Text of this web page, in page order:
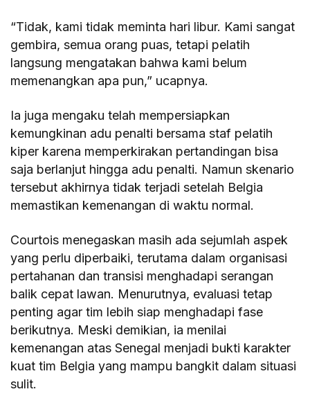
“Tidak, kami tidak meminta hari libur. Kami sangat
gembira, semua orang puas, tetapi pelatih
langsung mengatakan bahwa kami belum
memenangkan apa pun,” ucapnya.
Ia juga mengaku telah mempersiapkan
kemungkinan adu penalti bersama staf pelatih
kiper karena memperkirakan pertandingan bisa
saja berlanjut hingga adu penalti. Namun skenario
tersebut akhirnya tidak terjadi setelah Belgia
memastikan kemenangan di waktu normal.
Courtois menegaskan masih ada sejumlah aspek
yang perlu diperbaiki, terutama dalam organisasi
pertahanan dan transisi menghadapi serangan
balik cepat lawan. Menurutnya, evaluasi tetap
penting agar tim lebih siap menghadapi fase
berikutnya. Meski demikian, ia menilai
kemenangan atas Senegal menjadi bukti karakter
kuat tim Belgia yang mampu bangkit dalam situasi
sulit.